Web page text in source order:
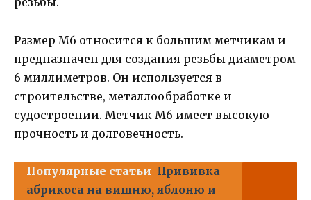
Размер М6 относится к большим метчикам и
предназначен для создания резьбы диаметром
6 миллиметров. Он используется в
строительстве, металлообработке и
судостроении. Метчик М6 имеет высокую
прочность и долговечность.
Популярные статьи Прививка
абрикоса на вишню, яблоню и